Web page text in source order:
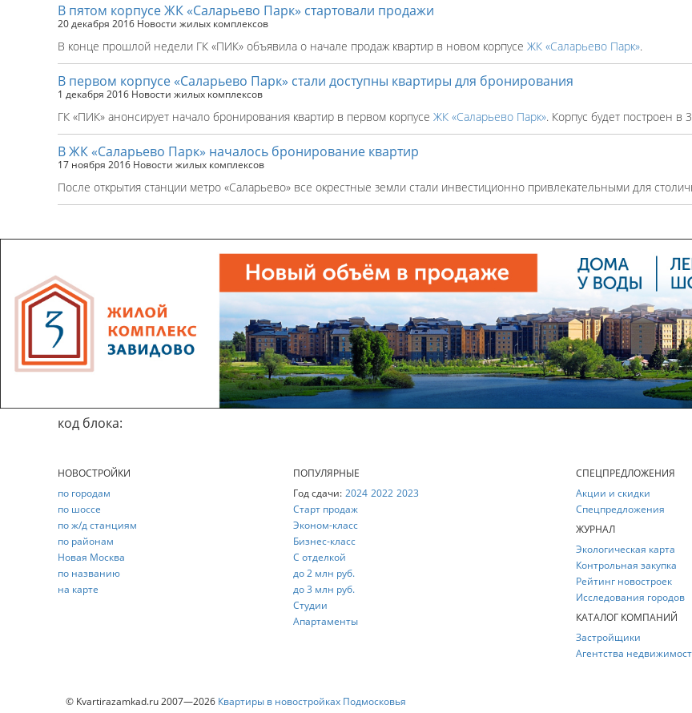
В пятом корпусе ЖК «Саларьево Парк» стартовали продажи
20 декабря 2016 Новости жилых комплексов
В конце прошлой недели ГК «ПИК» объявила о начале продаж квартир в новом корпусе ЖК «Саларьево Парк».
В первом корпусе «Саларьево Парк» стали доступны квартиры для бронирования
1 декабря 2016 Новости жилых комплексов
ГК «ПИК» анонсирует начало бронирования квартир в первом корпусе ЖК «Саларьево Парк». Корпус будет построен
В ЖК «Саларьево Парк» началось бронирование квартир
17 ноября 2016 Новости жилых комплексов
После открытия станции метро «Саларьево» все окрестные земли стали инвестиционно привлекательными для
код блока:
НОВОСТРОЙКИ
по городам
по шоссе
по ж/д станциям
по районам
Новая Москва
по названию
на карте
ПОПУЛЯРНЫЕ
Год сдачи: 2024 2022 2023
Старт продаж
Эконом-класс
Бизнес-класс
С отделкой
до 2 млн руб.
до 3 млн руб.
Студии
Апартаменты
СПЕЦПРЕДЛОЖЕНИЯ
Акции и скидки
Спецпредложения
ЖУРНАЛ
Экологическая карта
Контрольная закупка
Рейтинг новостроек
Исследования городов
КАТАЛОГ КОМПАНИЙ
Застройщики
Агентства
© Kvartirazamkad.ru 2007—2026 Квартиры в новостройках Подмосковья